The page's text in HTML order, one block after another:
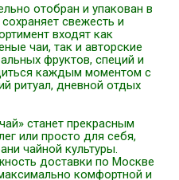
отобран и упакован в
свежесть и
входят как
чаи, так и авторские
фруктов, специй и
каждым моментом с
ритуал, дневной отдых
станет прекрасным
или просто для себя,
чайной культуры.
доставки по Москве
комфортной и